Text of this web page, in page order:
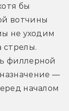
бы
вотчины
не уходим
стрелы.
филлерной
—
началом